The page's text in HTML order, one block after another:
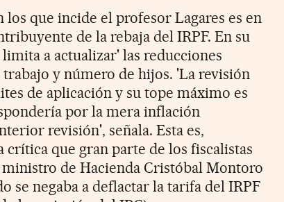
los que incide el profesor Lagares es en
de la rebaja del IRPF. En su
a actualizar' las reducciones
y número de hijos. 'La revisión
de aplicación y su tope máximo es
por la mera inflación
revisión', señala. Esta es,
crítica que gran parte de los fiscalistas
de Hacienda Cristóbal Montoro
se negaba a deflactar la tarifa del IRPF